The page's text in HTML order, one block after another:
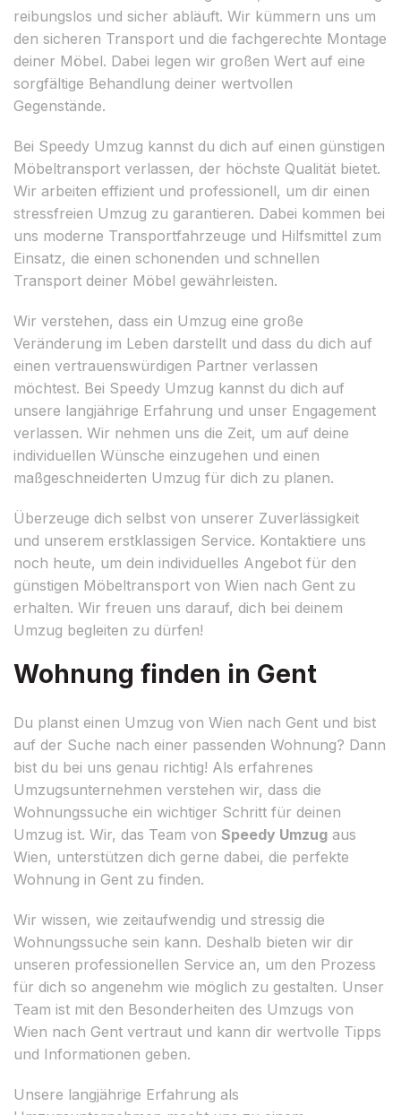
reibungslos und sicher abläuft. Wir kümmern uns um
den sicheren Transport und die fachgerechte Montage
deiner Möbel. Dabei legen wir großen Wert auf eine
sorgfältige Behandlung deiner wertvollen
Gegenstände.
Bei Speedy Umzug kannst du dich auf einen günstigen
Möbeltransport verlassen, der höchste Qualität bietet.
Wir arbeiten effizient und professionell, um dir einen
stressfreien Umzug zu garantieren. Dabei kommen bei
uns moderne Transportfahrzeuge und Hilfsmittel zum
Einsatz, die einen schonenden und schnellen
Transport deiner Möbel gewährleisten.
Wir verstehen, dass ein Umzug eine große
Veränderung im Leben darstellt und dass du dich auf
einen vertrauenswürdigen Partner verlassen
möchtest. Bei Speedy Umzug kannst du dich auf
unsere langjährige Erfahrung und unser Engagement
verlassen. Wir nehmen uns die Zeit, um auf deine
individuellen Wünsche einzugehen und einen
maßgeschneiderten Umzug für dich zu planen.
Überzeuge dich selbst von unserer Zuverlässigkeit
und unserem erstklassigen Service. Kontaktiere uns
noch heute, um dein individuelles Angebot für den
günstigen Möbeltransport von Wien nach Gent zu
erhalten. Wir freuen uns darauf, dich bei deinem
Umzug begleiten zu dürfen!
Wohnung finden in Gent
Du planst einen Umzug von Wien nach Gent und bist
auf der Suche nach einer passenden Wohnung? Dann
bist du bei uns genau richtig! Als erfahrenes
Umzugsunternehmen verstehen wir, dass die
Wohnungssuche ein wichtiger Schritt für deinen
Umzug ist. Wir, das Team von Speedy Umzug aus
Wien, unterstützen dich gerne dabei, die perfekte
Wohnung in Gent zu finden.
Wir wissen, wie zeitaufwendig und stressig die
Wohnungssuche sein kann. Deshalb bieten wir dir
unseren professionellen Service an, um den Prozess
für dich so angenehm wie möglich zu gestalten. Unser
Team ist mit den Besonderheiten des Umzugs von
Wien nach Gent vertraut und kann dir wertvolle Tipps
und Informationen geben.
Unsere langjährige Erfahrung als